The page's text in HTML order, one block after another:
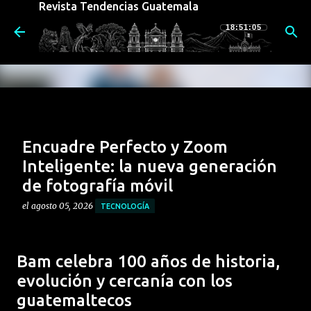
Revista Tendencias Guatemala
18:51:06
Encuadre Perfecto y Zoom
Inteligente: la nueva generación
de fotografía móvil
el agosto 05, 2026 TECNOLOGÍA
sólo destaca por sus componentes físicos, sino por la
integración de funciones inteligentes diseñadas para
aprovechar al máximo su formato plegable,
Bam celebra 100 años de historia,
evolución y cercanía con los
guatemaltecos